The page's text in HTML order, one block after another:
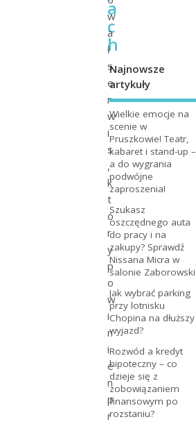
a
c
h
w
a
ł
s
e
r
w
i
s
,
k
t
ó
r
y
p
o
w
i
n
i
e
n
p
r
Najnowsze
artykuły
Wielkie emocje na
scenie w
Pruszkowie! Teatr,
kabaret i stand-up –
a do wygrania
podwójne
zaproszenia!
Szukasz
oszczędnego auta
do pracy i na
zakupy? Sprawdź
Nissana Micra w
salonie Zaborowski
Jak wybrać parking
przy lotnisku
Chopina na dłuższy
wyjazd?
Rozwód a kredyt
hipoteczny – co
dzieje się z
zobowiązaniem
finansowym po
rozstaniu?